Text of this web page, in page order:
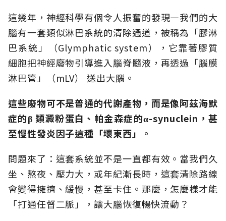
這幾年，神經科學有個令人振奮的發現—我們的大
腦有一套類似淋巴系統的清除通道，被稱為「膠淋
巴系統」（Glymphatic system），它靠著膠質
細胞把神經廢物引導進入腦脊髓液，再透過「腦膜
淋巴管」（mLV） 送出大腦。
這些廢物可不是普通的代謝產物，而是像阿茲海默
症的β 類澱粉蛋白、帕金森症的α-synuclein，甚
至慢性發炎因子這種「壞東西」。
問題來了：這套系統並不是一直都有效。當我們久
坐、熬夜、壓力大，或年紀漸長時，這套清除路線
會變得擁擠、緩慢，甚至卡住。那麼，怎麼樣才能
「打通任督二脈」，讓大腦恢復暢快流動？